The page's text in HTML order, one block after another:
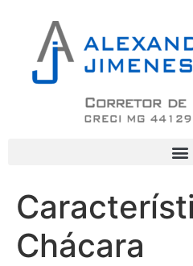
Chácara